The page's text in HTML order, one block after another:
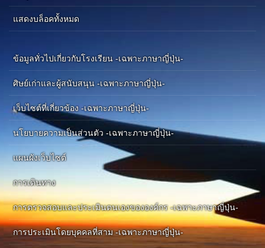
แสดงบล็อคทั้งหมด
ข้อมูลทั่วไปเกี่ยวกับโรงเรียน -เฉพาะภาษาญี่ปุ่น-
ศิษย์เก่าและผู้สนับสนุน -เฉพาะภาษาญี่ปุ่น-
เว็บไซต์ที่เกี่ยวข้อง -เฉพาะภาษาญี่ปุ่น-
นโยบายความเป็นส่วนตัว -เฉพาะภาษาญี่ปุ่น-
แผนผังเว็บไซต์
การเดินทาง
การตรวจสอบและประเมินตนเองขององค์กร -เฉพาะภาษาญี่ปุ่น-
การประเมินโดยบุคคลที่สาม -เฉพาะภาษาญี่ปุ่น-